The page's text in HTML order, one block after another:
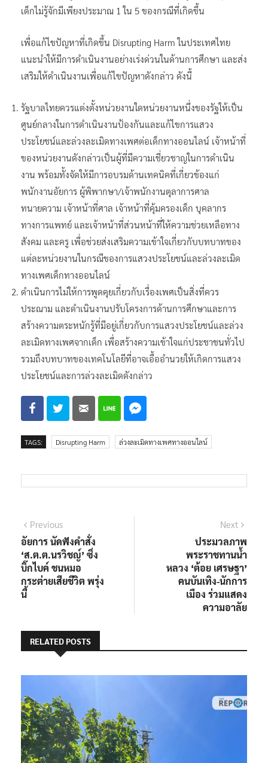
เด็กไม่รู้จักมีเพียงประมาณ 1 ใน 5 ของกรณีที่เกิดขึ้น
เพื่อแก้ไขปัญหาที่เกิดขึ้น Disrupting Harm ในประเทศไทย
แนะนำให้มีการดำเนินงานอย่างเร่งด่วนในด้านการศึกษา และส่ง
เสริมให้ดำเนินงานเพื่อแก้ไขปัญหาดังกล่าว ดังนี้
รัฐบาลไทยควรแต่งตั้งหน่วยงานใดหน่วยงานหนึ่งของรัฐให้เป็น
ศูนย์กลางในการดำเนินงานป้องกันและแก้ไขการแสวง
ประโยชน์และล่วงละเมิดทางเพศต่อเด็กทางออนไลน์ เจ้าหน้าที่
ของหน่วยงานดังกล่าวเป็นผู้ที่มีความเชี่ยวชาญในการดำเนิน
งาน พร้อมทั้งจัดให้มีการอบรมด้านเทคนิคที่เกี่ยวข้องแก่
พนักงานอัยการ ผู้พิพากษา/เจ้าพนักงานตุลาการศาล
ทนายความ เจ้าหน้าที่ศาล เจ้าหน้าที่คุ้มครองเด็ก บุคลากร
ทางการแพทย์ และเจ้าหน้าที่ส่วนหน้าที่ให้ความช่วยเหลือทาง
สังคม และครู เพื่อช่วยส่งเสริมความเข้าใจเกี่ยวกับบทบาทของ
แต่ละหน่วยงานในกรณีของการแสวงประโยชน์และล่วงละเมิด
ทางเพศเด็กทางออนไลน์
ดำเนินการไม่ให้การพูดคุยเกี่ยวกับเรื่องเพศเป็นสิ่งที่ควร
ประณาม และดำเนินงานปรับโครงการด้านการศึกษาและการ
สร้างความตระหนักรู้ที่มีอยู่เกี่ยวกับการแสวงประโยชน์และล่วง
ละเมิดทางเพศจากเด็ก เพื่อสร้างความเข้าใจแก่ประชาชนทั่วไป
รวมถึงบทบาทของเทคโนโลยีที่อาจเอื้ออำนวยให้เกิดการแสวง
ประโยชน์และการล่วงละเมิดดังกล่าว
TAGS: Disrupting Harm ล่วงละเมิดทางเพศทางออนไลน์
แนะแนว
เรื่อง
PreviousPrevious
post:
อัยการ นัดฟังคำสั่ง
‘ส.ต.ต.นรวิชญ์’ ซิ่ง
บิ๊กไบค์ ชนหมอ
กระต่ายเสียชีวิต พรุ่ง
นี้
Next
ประมวลภาพ
พระราชทานน้ำ
หลวง ‘ต้อย เศรษฐา’
คนบันเทิง-นักการ
เมือง ร่วมแสดง
ความอาลัย
RELATED POSTS